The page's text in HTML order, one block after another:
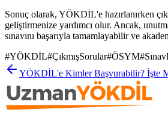
Sonuç olarak, YÖKDİL'e hazırlanırken
geliştirmenize yardımcı olur. Ancak,
sınavını başarıyla tamamlayabilir ve
#YÖKDİL#ÇıkmışSorular#ÖSYM#
YÖKDİL'e Kimler Başvurabilir? İşte